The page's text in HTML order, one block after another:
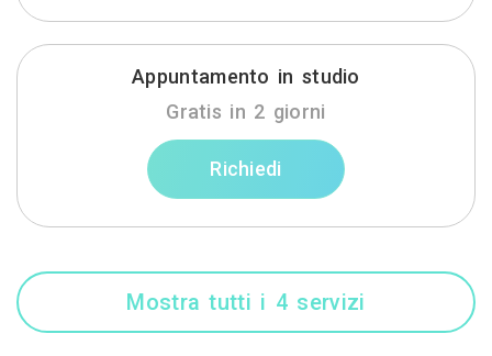
Appuntamento in studio
Gratis in 2 giorni
Richiedi
Mostra tutti i 4 servizi